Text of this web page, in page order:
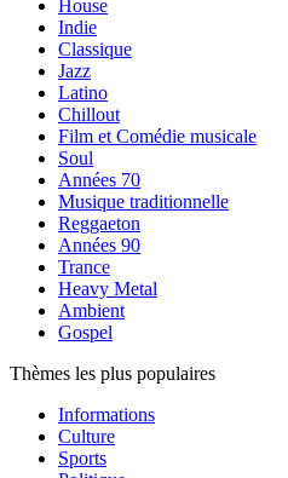
House
Indie
Classique
Jazz
Latino
Chillout
Film et Comédie musicale
Soul
Années 70
Musique traditionnelle
Reggaeton
Années 90
Trance
Heavy Metal
Ambient
Gospel
Thèmes les plus populaires
Informations
Culture
Sports